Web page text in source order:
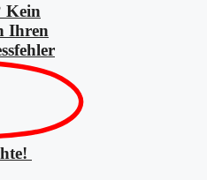
Kein
Ihren